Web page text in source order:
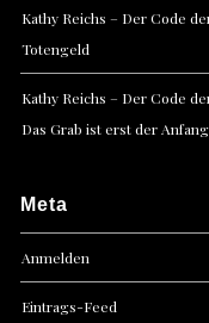
Kathy Reichs – Der Code
Totengeld
Kathy Reichs – Der Code
Das Grab ist erst der Anfang
Meta
Anmelden
Eintrags-Feed